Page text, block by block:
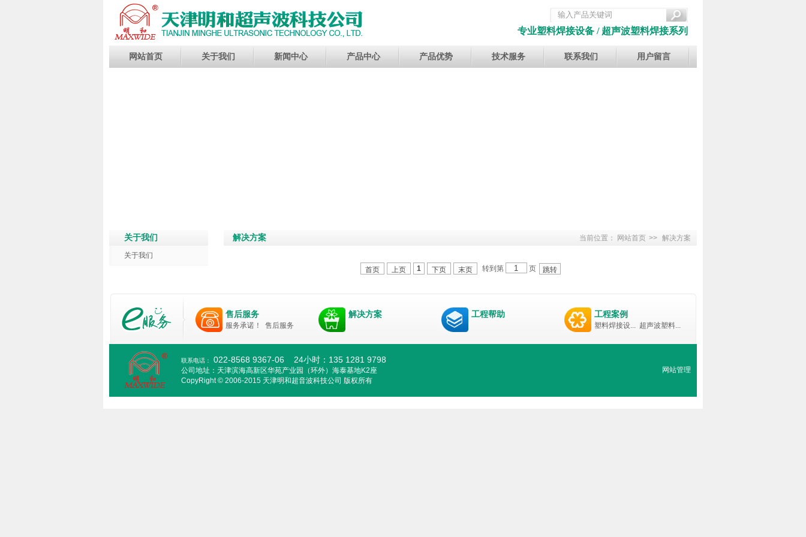
专业塑料焊接设备 / 超声波塑料焊接系列
网站首页 关于我们 新闻中心 产品中心 产品优势 技术服务 联系我们 用户留言
关于我们
关于我们
当前位置： 网站首页 >> 解决方案
解决方案
首页 上页 1 下页 末页 转到第 页
售后服务
服务承诺！ 售后服务
解决方案 工程帮助 工程案例
塑料焊接设... 超声波塑料...
联系电话： 022-8568 9367-06 24小时：135 1281 9798
公司地址：天津滨海高新区华苑产业园（环外）海泰基地K2座
CopyRight © 2006-2015 天津明和超音波科技公司 版权所有
网站管理